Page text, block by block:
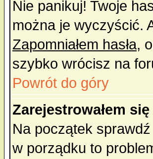
Nie panikuj! Twoje
można je wyczyścić.
Zapomniałem hasła,
szybko wrócisz na
Powrót do góry
Zarejestrowałem
Na początek
w porządku to